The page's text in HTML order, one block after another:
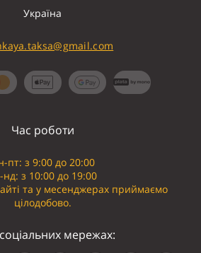
Україна
Час роботи
пт: з 9:00 до 20:00
нд: з 10:00 до 19:00
та у месенджерах приймаємо
цілодобово.
мережах: